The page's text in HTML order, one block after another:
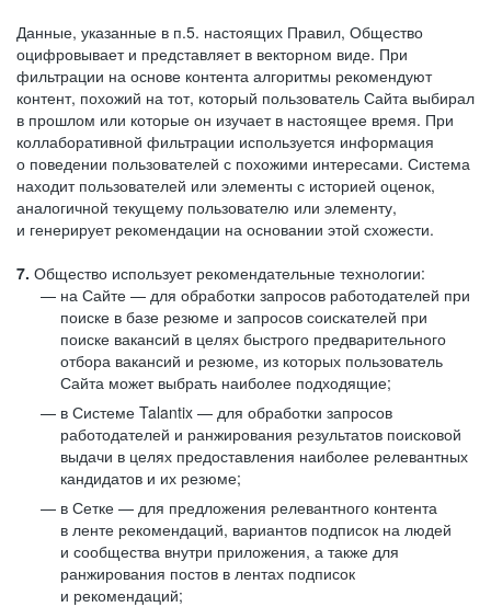
Данные, указанные в п.5. настоящих Правил, Общество
оцифровывает и представляет в векторном виде. При
фильтрации на основе контента алгоритмы рекомендуют
контент, похожий на тот, который пользователь Сайта выбирал
в прошлом или которые он изучает в настоящее время. При
коллаборативной фильтрации используется информация
о поведении пользователей с похожими интересами. Система
находит пользователей или элементы с историей оценок,
аналогичной текущему пользователю или элементу,
и генерирует рекомендации на основании этой схожести.
7. Общество использует рекомендательные технологии:
на Сайте — для обработки запросов работодателей при
поиске в базе резюме и запросов соискателей при
поиске вакансий в целях быстрого предварительного
отбора вакансий и резюме, из которых пользователь
Сайта может выбрать наиболее подходящие;
в Системе Talantix — для обработки запросов
работодателей и ранжирования результатов поисковой
выдачи в целях предоставления наиболее релевантных
кандидатов и их резюме;
в Сетке — для предложения релевантного контента
в ленте рекомендаций, вариантов подписок на людей
и сообщества внутри приложения, а также для
ранжирования постов в лентах подписок
и рекомендаций;